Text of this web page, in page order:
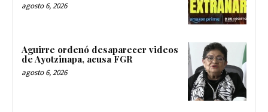
agosto 6, 2026
Aguirre ordenó desaparecer videos
de Ayotzinapa, acusa FGR
agosto 6, 2026